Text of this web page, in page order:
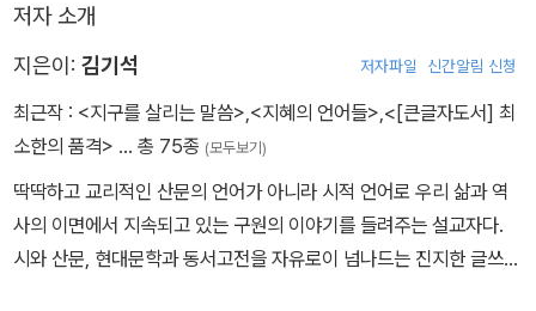
저자 소개
지은이: 김기석 저자파일 신간알림 신청
최근작 : <지구를 살리는 말씀> <지혜의 언어들> <[큰글자도서] 최
소한의 품격> … 총 75종 (모두보기)
딱딱하고 교리적인 산문의 언어가 아니라 시적 언어로 우리 삶과 역
사의 이면에서 지속되고 있는 구원의 이야기를 들려주는 설교자다.
시와 산문, 현대문학과 동서고전을 자유로이 넘나드는 진지한 글쓰기